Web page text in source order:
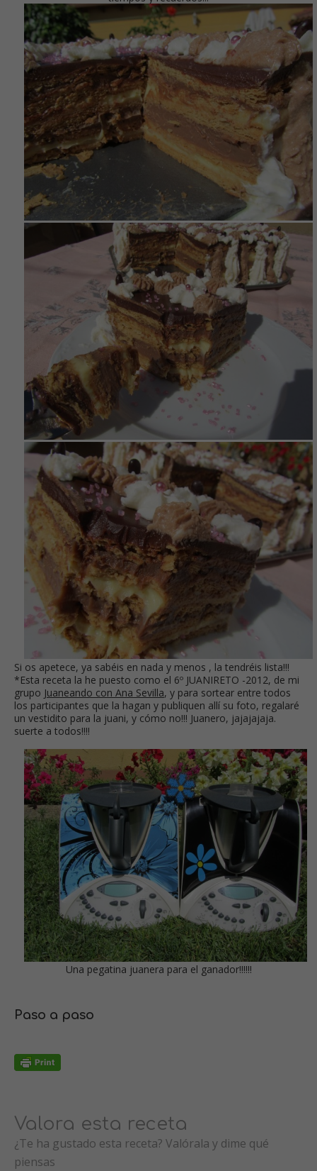
Si os apetece, ya sabéis en nada y menos , la tendréis lista!!!
*Esta receta la he puesto como el 6º JUANIRETO -2012, de mi
grupo Juaneando con Ana Sevilla, y para sortear entre todos
los participantes que la hagan y publiquen allí su foto, regalaré
un vestidito para la juani, y cómo no!!! Juanero, jajajajaja.
suerte a todos!!!!
Una pegatina juanera para el ganador!!!!!!
Paso a paso
Valora esta receta
¿Te ha gustado esta receta? Valórala y dime qué
piensas